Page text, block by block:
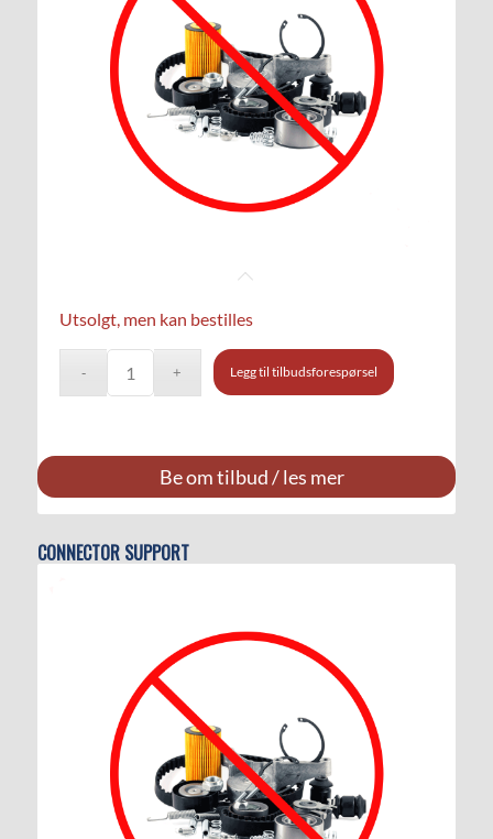
Utsolgt, men kan bestilles
Legg til tilbudsforespørsel
Be om tilbud / les mer
CONNECTOR SUPPORT